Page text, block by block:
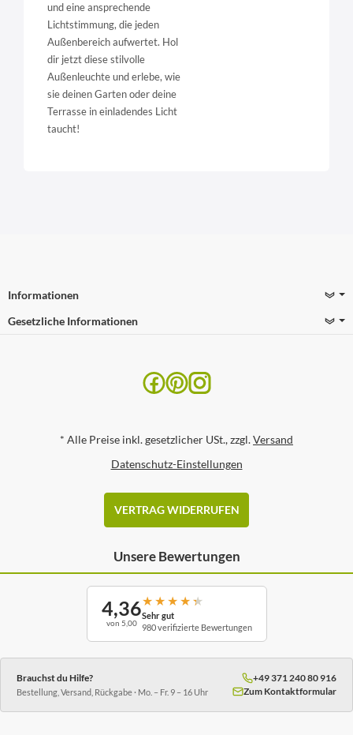
und eine ansprechende
Lichtstimmung, die jeden
Außenbereich aufwertet. Hol
dir jetzt diese stilvolle
Außenleuchte und erlebe, wie
sie deinen Garten oder deine
Terrasse in einladendes Licht
taucht!
Informationen
Gesetzliche Informationen
* Alle Preise inkl. gesetzlicher USt., zzgl.Versand
Datenschutz-Einstellungen
VERTRAG WIDERRUFEN
Unsere Bewertungen
4,36
von 5,00
★ ★ ★ ★ ★
Sehr gut
980 verifizierte Bewertungen
Brauchst du Hilfe?
Bestellung, Versand, Rückgabe · Mo. – Fr. 9 – 16 Uhr
+49 371 240 80 916
Zum Kontaktformular